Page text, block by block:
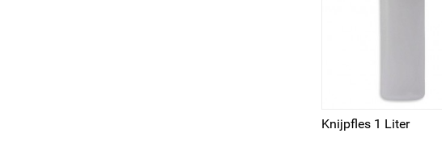
Knijpfles 1 Liter